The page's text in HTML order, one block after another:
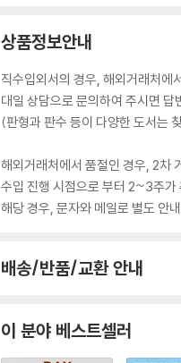
상품정보안내
직수입외서의 경우, 해외거래처에
대일 상담으로 문의하여 주시면 답
(판형과 판수 등이 다양한 도서는
해외거래처에서 품절인 경우, 2차
수입 진행 시점으로 부터 2~3주가
해당 경우, 문자와 메일로 별도 안
배송/반품/교환 안내
이 분야 베스트셀러